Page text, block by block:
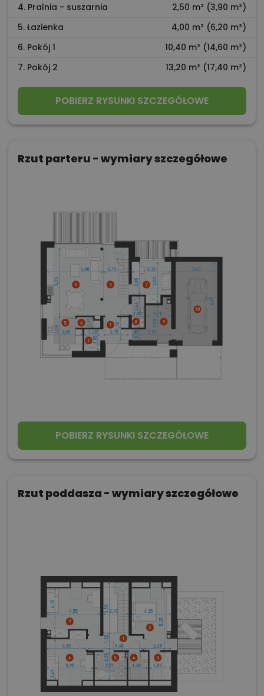
4. Pralnia - suszarnia
2,50 m² (3,90 m²)
5. Łazienka
4,00 m² (6,20 m²)
6. Pokój 1
10,40 m² (14,60 m²)
7. Pokój 2
13,20 m² (17,40 m²)
POBIERZ RYSUNKI SZCZEGÓŁOWE
Rzut parteru - wymiary szczegółowe
POBIERZ RYSUNKI SZCZEGÓŁOWE
Rzut poddasza - wymiary szczegółowe